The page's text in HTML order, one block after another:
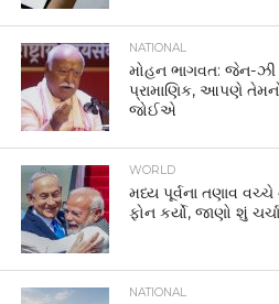
NATIONAL
મોહન ભાગવત: જેન-ઝી
પ્રામાણિક, આપણે
જોઈએ
WORLD
મધ્ય પૂર્વના તણાવ
ફોન કર્યો, જાણો શું
NATIONAL